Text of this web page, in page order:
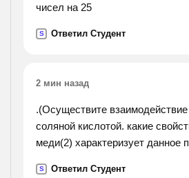
чисел на 25
S Ответил Студент
2 мин назад
.(Осуществите
соляной кислотой. какие
меди(2) характеризует данное
S Ответил Студент